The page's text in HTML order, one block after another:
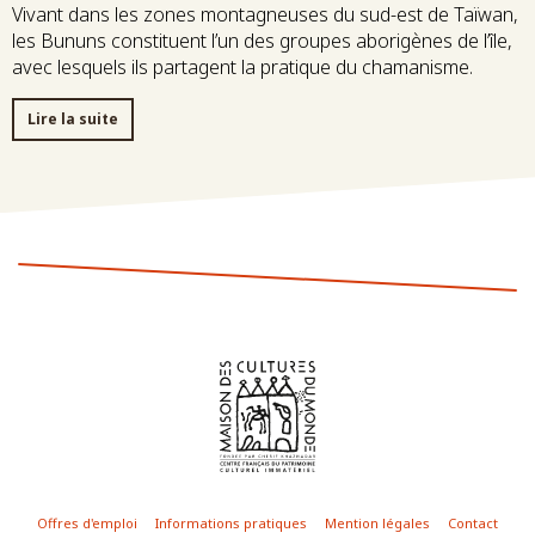
Vivant dans les zones montagneuses du sud-est de Taïwan,
les Bununs constituent l’un des groupes aborigènes de l’île,
avec lesquels ils partagent la pratique du chamanisme.
Lire la suite
Offres d'emploi Informations pratiques Mention légales Contact